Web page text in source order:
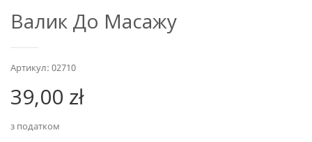
Валик До Масажу
Артикул: 02710
39,00 zł
з податком